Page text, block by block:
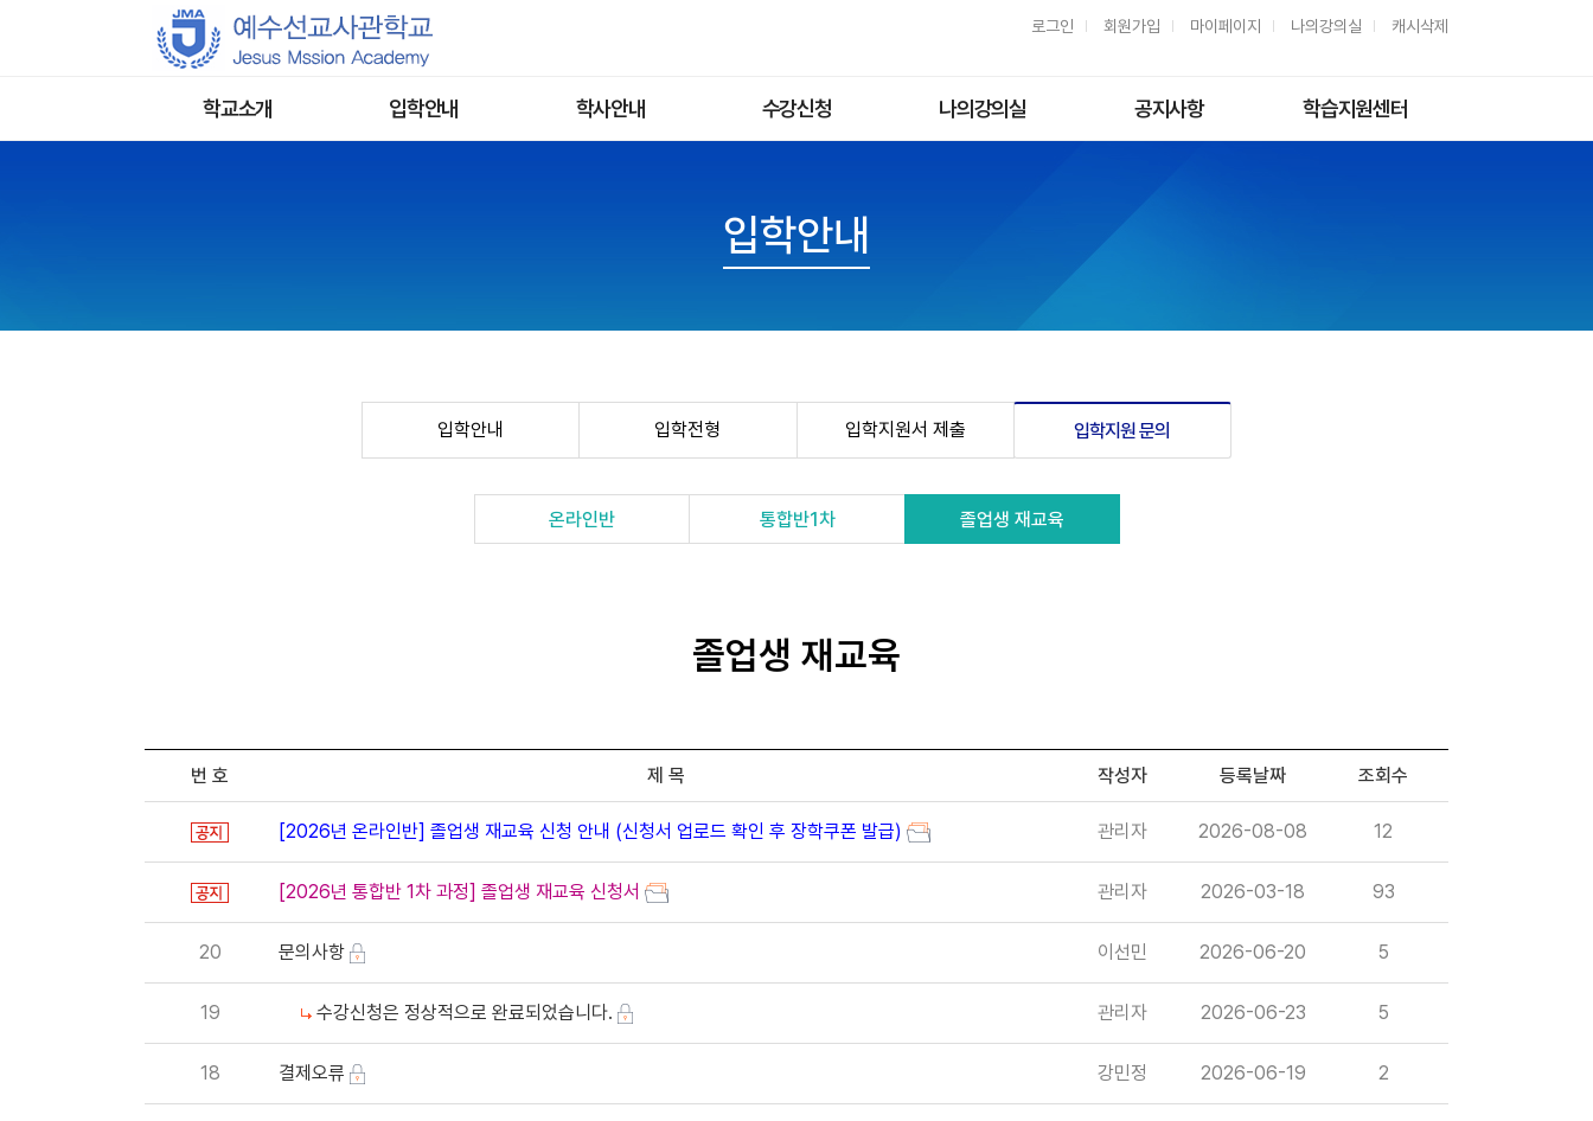
로그인 회원가입 마이페이지 나의강의실 캐시삭제
학교소개 입학안내 학사안내 수강신청
통합학기수강(패키지)
나의강의실 공지사항 학습지원센터
입학안내
입학안내 입학전형 입학지원서 제출 입학지원 문의
온라인반 통합반1차 졸업생 재교육
졸업생 재교육
번 호 제 목 작성자 등록날짜 조회수
[2026년 온라인반] 졸업생 재교육 신청 안내 (신청서 업로드 확인 후 장학쿠폰 발급) 관리자 2026-08-08 12
[2026년 통합반 1차 과정] 졸업생 재교육 신청서 관리자 2026-03-18 93
20 문의사항 이선민 2026-06-20 5
19 수강신청은 정상적으로 완료되었습니다. 관리자 2026-06-23 5
18 결제오류 강민정 2026-06-19 2